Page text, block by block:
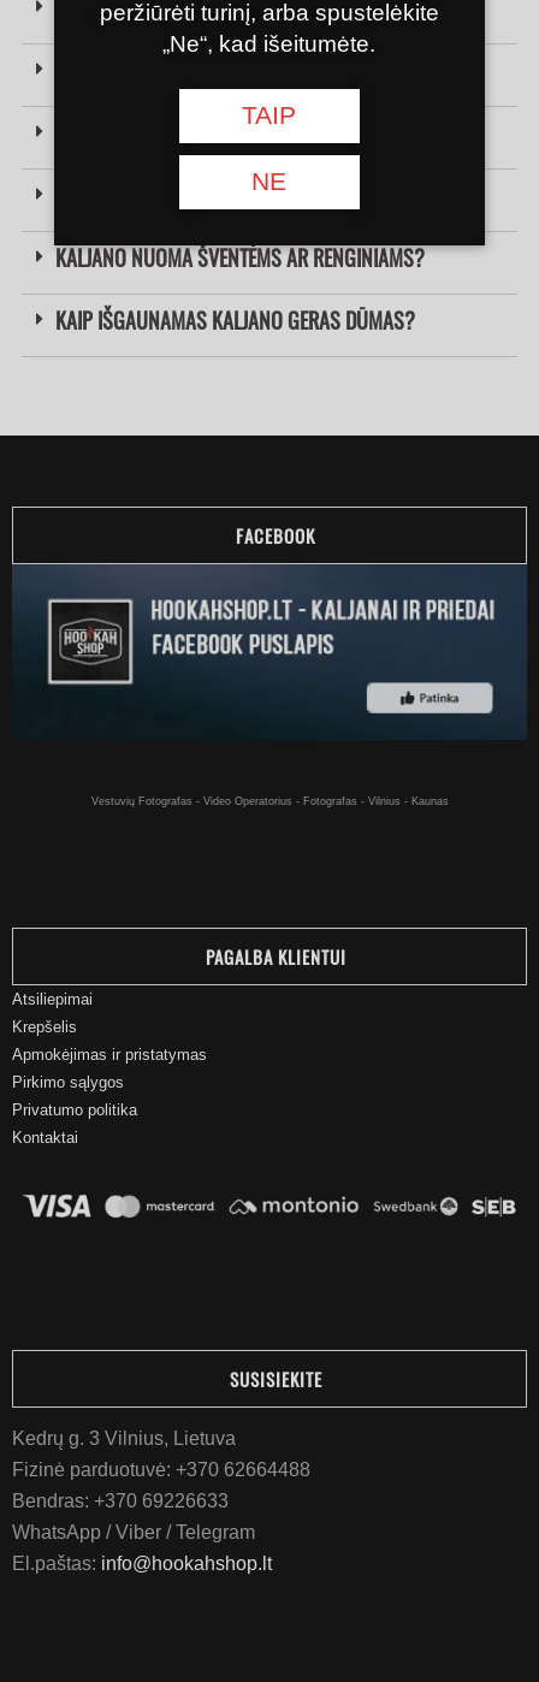
DOVANOS VYRAMS IR MOTERIMS - KĄ RINKTIS?
KOKIĄ KALJANO TAURELĘ PASIRINKTI?
KAM NAUDOJAMA KARŠČIO KAMERA?
KALJANO NUOMA ŠVENTĖMS AR RENGINIAMS?
KAIP IŠGAUNAMAS KALJANO GERAS DŪMAS?
FACEBOOK
Vestuvių Fotografas - Video Operatorius - Fotografas - Vilnius - Kaunas
PAGALBA KLIENTUI
Atsiliepimai
Krepšelis
Apmokėjimas ir pristatymas
Pirkimo sąlygos
Privatumo politika
Kontaktai
SUSISIEKITE
Kedrų g. 3 Vilnius, Lietuva
Fizinė parduotuvė: +370 62664488
Bendras: +370 69226633
WhatsApp / Viber / Telegram
El.paštas: info@hookahshop.lt
peržiūrėti turinį, arba spustelėkite
„Ne“, kad išeitumėte.
TAIP
NE